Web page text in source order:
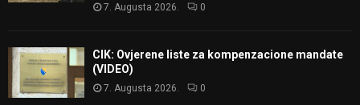
7. Augusta 2026. 0
CIK: Ovjerene liste za kompenzacione mandate
(VIDEO)
7. Augusta 2026. 0